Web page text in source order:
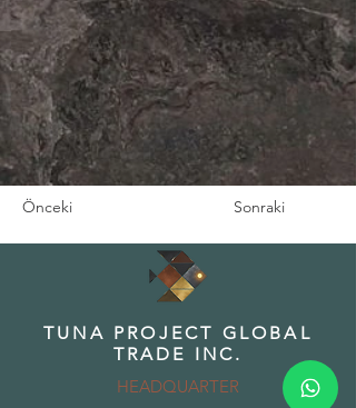
Önceki Sonraki
TUNA PROJECT GLOBAL
TRADE INC.
HEADQUARTER